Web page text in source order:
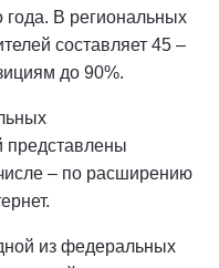
года. В региональных
составляет 45 –
до 90%.
представлены
– по расширению
из федеральных